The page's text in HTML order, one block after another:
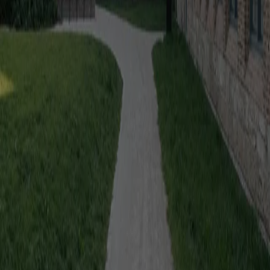
A Melbourne, OFFICE mette in discussione un modello che
promuove il retrofit degli uffici vuoti ma demolisce intere comunità
Facciata / Abby Kortrijk di Barozzi Veiga
Marianna Guernieri
A Kortrijk, sei moduli in laterizio riciclato costruiscono una facciata
inclinata, continua e monolitica, dove geometria e materia
The Global Architecture Platforfm
Privacy notice Accessibilità Abbonationline.it
Preferenze sui Cookies
Direttore Responsabile – Alessandro Valenti